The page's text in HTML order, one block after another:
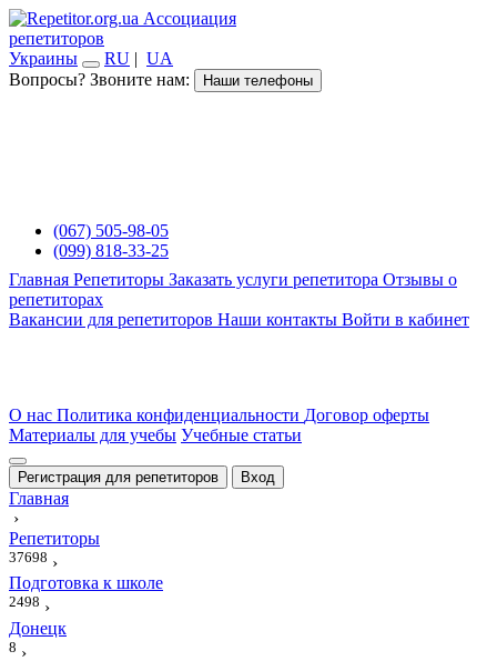
Ассоциация
репетиторов
Украины
RU | UA
Вопросы? Звоните нам:
Наши телефоны
(067) 505-98-05
(099) 818-33-25
Главная Репетиторы Заказать услуги репетитора Отзывы о
репетиторах
Вакансии для репетиторов Наши контакты Войти в кабинет
О нас Политика конфиденциальности Договор оферты
Материалы для учебы Учебные статьи
Регистрация для репетиторов Вход
Главная
›
Репетиторы
37698 ›
Подготовка к школе
2498 ›
Донецк
8 ›